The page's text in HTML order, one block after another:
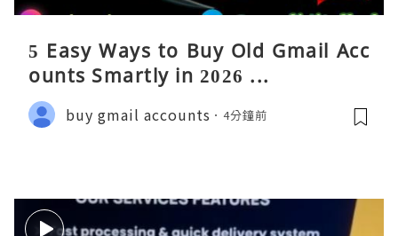
5 Easy Ways to Buy Old Gmail Acc
ounts Smartly in 2026 ...
buy gmail accounts 4分鐘前